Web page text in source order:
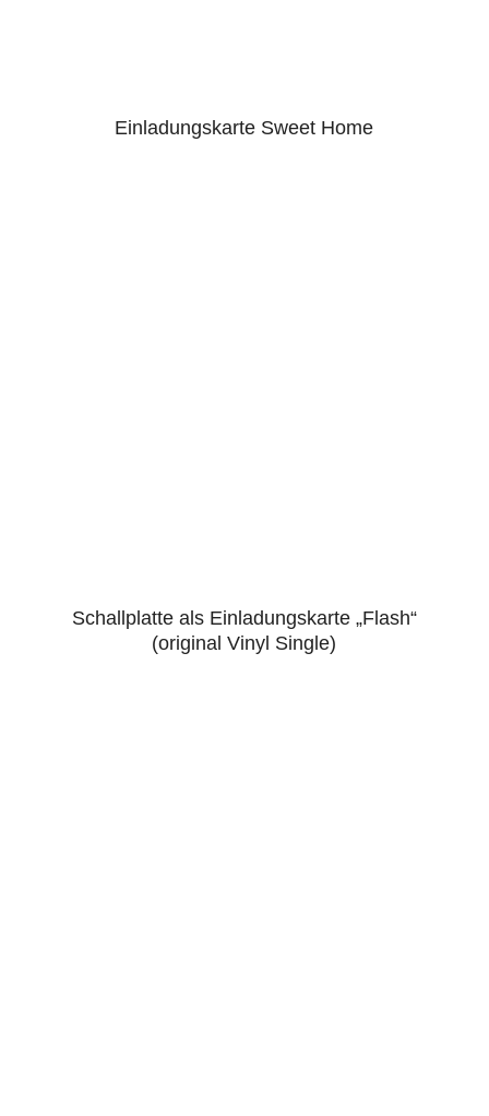
Einladungskarte Sweet Home
5.00
Schallplatte als Einladungskarte „Flash“
(original Vinyl Single)